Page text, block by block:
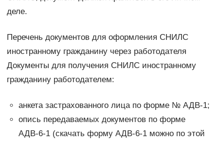
деле.
Перечень документов для оформления СНИЛС
иностранному гражданину через работодателя
Документы для получения СНИЛС иностранному
гражданину работодателем:
анкета застрахованного лица по форме № АДВ-1;
опись передаваемых документов по форме
АДВ-6-1 (скачать форму АДВ-6-1 можно по этой